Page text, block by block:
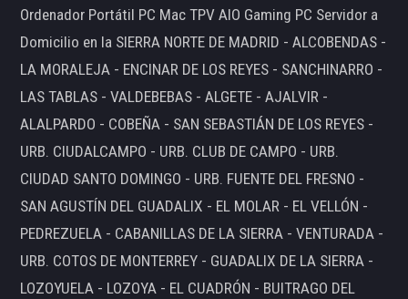
Ordenador Portátil PC Mac TPV AIO Gaming PC Servidor a
Domicilio en la SIERRA NORTE DE MADRID - ALCOBENDAS -
LA MORALEJA - ENCINAR DE LOS REYES - SANCHINARRO -
LAS TABLAS - VALDEBEBAS - ALGETE - AJALVIR -
ALALPARDO - COBEÑA - SAN SEBASTIÁN DE LOS REYES -
URB. CIUDALCAMPO - URB. CLUB DE CAMPO - URB.
CIUDAD SANTO DOMINGO - URB. FUENTE DEL FRESNO -
SAN AGUSTÍN DEL GUADALIX - EL MOLAR - EL VELLÓN -
PEDREZUELA - CABANILLAS DE LA SIERRA - VENTURADA -
URB. COTOS DE MONTERREY - GUADALIX DE LA SIERRA -
LOZOYUELA - LOZOYA - EL CUADRÓN - BUITRAGO DEL